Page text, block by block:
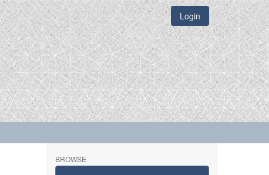
Login
BROWSE